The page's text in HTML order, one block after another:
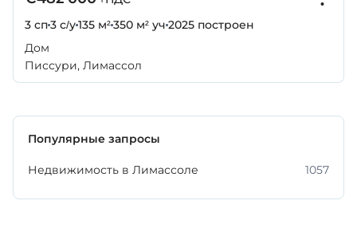
3 сп3 с/у135 м²350 м² уч 2025 построен
Дом
Писсури, Лимассол
Популярные запросы
Недвижимость в Лимассоле 1057